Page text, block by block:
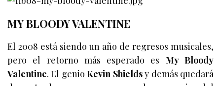
MY BLOODY VALENTINE
El 2008 está siendo un año de regresos musicales,
pero el retorno más esperado es My Bloody
Valentine. El genioKevin Shieldsy demás quedará